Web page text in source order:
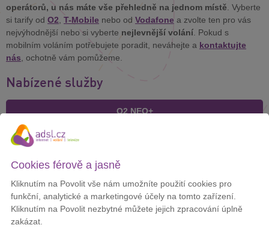
operátorů, u nás máte vše přehledně na jednom místě . Vyberte
si tarify od O2 T-Mobile nebo od Vodafone a zvolte ten pro vás
nejvýhodnější nebo si vyberte nejlevnější volání . Pokud s
mobilním voláním potřebujete poradit, neváhejte a kontaktujte
nás , ochotně vám pomůžeme.
Nabízené služby
O2 NEO+
Délka závazku:0
Cena za měsíc: 629 Kč
Cookies férově a jasně
Kliknutím na Povolit vše nám umožníte použití cookies pro
funkční, analytické a marketingové účely na tomto zařízení.
Kliknutím na Povolit nezbytné můžete jejich zpracování úplně
zakázat.